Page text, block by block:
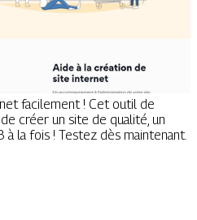
facilement ! Cet outil de
créer un site de qualité, un
la fois ! Testez dès maintenant.